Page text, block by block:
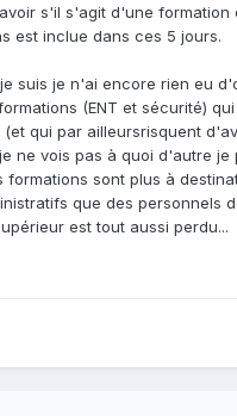
s'il s'agit d'une formation
est inclue dans ces 5 jours.
suis je n'ai encore rien eu
(ENT et sécurité)
qui par ailleursrisquent
ne vois pas à quoi d'autre je
formations sont plus à
que des personnels
est tout aussi perdu...